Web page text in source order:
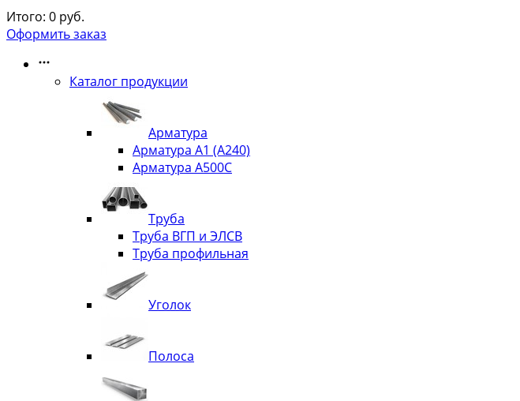
Итого: 0 руб.
Оформить заказ
Каталог продукции
Арматура
Арматура А1 (А240)
Арматура А500С
Труба
Труба ВГП и ЭЛСВ
Труба профильная
Уголок
Полоса